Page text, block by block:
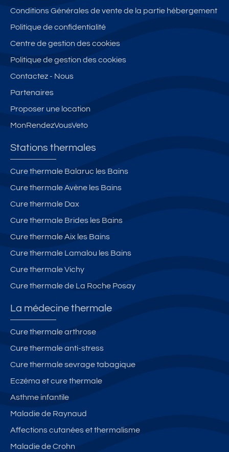
Conditions Générales de vente de la partie hébergement
Politique de confidentialité
Centre de gestion des cookies
Politique de gestion des cookies
Contactez - Nous
Partenaires
Proposer une location
MonRendezVousVeto
Stations thermales
Cure thermale Balaruc les Bains
Cure thermale Avène les Bains
Cure thermale Dax
Cure thermale Brides les Bains
Cure thermale Aix les Bains
Cure thermale Lamalou les Bains
Cure thermale Vichy
Cure thermale de La Roche Posay
La médecine thermale
Cure thermale arthrose
Cure thermale anti-stress
Cure thermale sevrage tabagique
Eczéma et cure thermale
Asthme infantile
Maladie de Raynaud
Affections cutanées et thermalisme
Maladie de Crohn